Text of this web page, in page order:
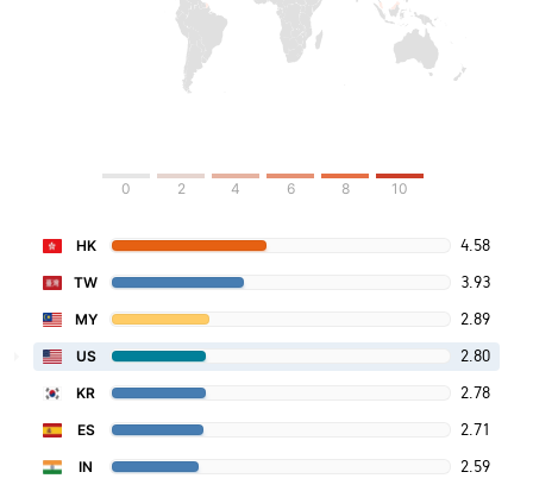
0 2 4 6 8 10
HK 4.58
TW 3.93
MY 2.89
US 2.80
KR 2.78
ES 2.71
IN 2.59